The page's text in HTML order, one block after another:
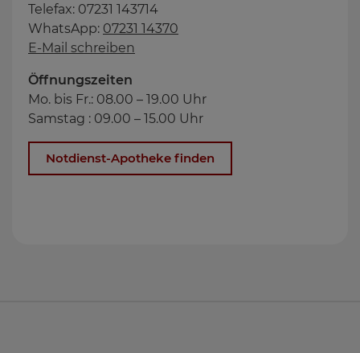
Telefax: 07231 143714
WhatsApp: 07231 14370
E-Mail schreiben
Öffnungszeiten
Mo. bis Fr.: 08.00 – 19.00 Uhr
Samstag : 09.00 – 15.00 Uhr
Notdienst-Apotheke finden